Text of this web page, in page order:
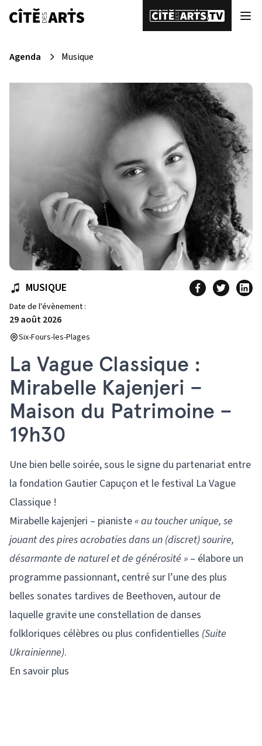
Agenda Musique
MUSIQUE
Date de l'évènement :
29 août 2026
Six-Fours-les-Plages
La Vague Classique :
Mirabelle Kajenjeri –
Maison du Patrimoine –
19h30
Une bien belle soirée, sous le signe du partenariat entre
la fondation Gautier Capuçon et le festival La Vague
Classique !
Mirabelle kajenjeri – pianiste« au toucher unique, se
jouant des pires acrobaties dans un (discret) sourire,
désarmante de naturel et de générosité » – élabore un
programme passionnant, centré sur l’une des plus
belles sonates tardives de Beethoven, autour de
laquelle gravite une constellation de danses
folkloriques célèbres ou plus confidentielles (Suite
Ukrainienne).
En savoir plus